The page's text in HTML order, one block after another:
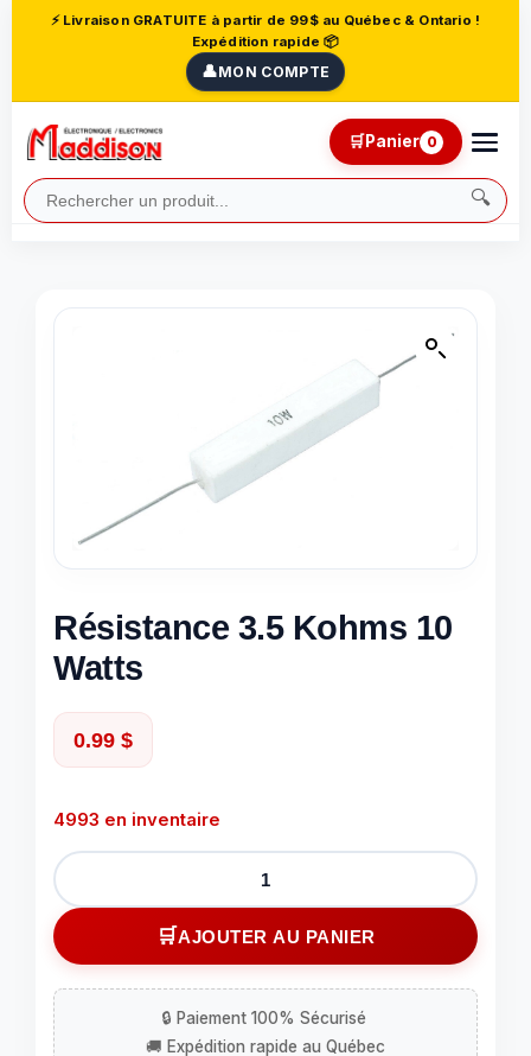
⚡ Livraison GRATUITE à partir de 99$ au Québec & Ontario !
Expédition rapide 📦
👤MON COMPTE
🔍
🛒Panier 0
Résistance 3.5 Kohms 10
Watts
0.99 $
4993 en inventaire
quantité
de
Résistance
3.5
Kohms
10
Watts
AJOUTER AU PANIER